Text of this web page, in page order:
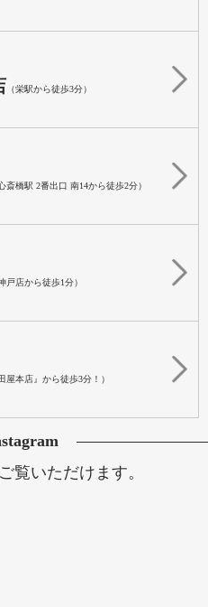
（栄駅から徒歩3分）
斎橋駅 2番出口 南14から徒歩2分）
戸店から徒歩1分）
屋本店』から徒歩3分！）
覧いただけます。